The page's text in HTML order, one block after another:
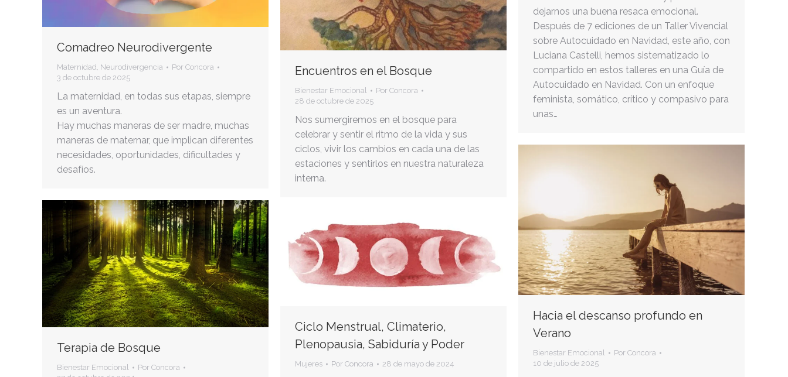
dejarnos una buena resaca emocional.
Después de 7 ediciones de un Taller Vivencial
sobre Autocuidado en Navidad, este año, con
Luciana Castelli, hemos sistematizado lo
compartido en estos talleres en una Guía de
Autocuidado en Navidad. Con un enfoque
feminista, somático, crítico y compasivo para
unas…
Encuentros en el Bosque
Bienestar Emocional Por Concora
28 de octubre de 2025
Nos sumergiremos en el bosque para
celebrar y sentir el ritmo de la vida y sus
ciclos, vivir los cambios en cada una de las
estaciones y sentirlos en nuestra naturaleza
interna.
Comadreo Neurodivergente
Maternidad Neurodivergencia Por Concora
3 de octubre de 2025
La maternidad, en todas sus etapas, siempre
es un aventura.
Hay muchas maneras de ser madre, muchas
maneras de maternar, que implican diferentes
necesidades, oportunidades, dificultades y
desafíos.
Hacia el descanso profundo en
Verano
Bienestar Emocional Por Concora
10 de julio de 2025
Terapia de Bosque
Bienestar Emocional Por Concora
Ciclo Menstrual, Climaterio,
Plenopausia, Sabiduría y Poder
Mujeres Por Concora 28 de mayo de 2024